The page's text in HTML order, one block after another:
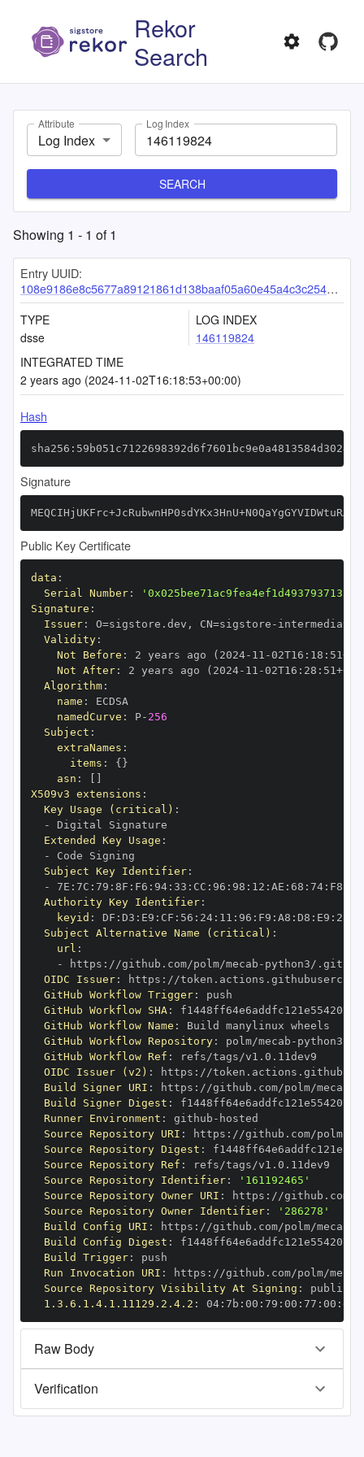
Rekor
Search
Attribute
Log Index
Log Index
SEARCH
Showing 1 - 1 of1
Entry UUID:
108e9186e8c5677a89121861d138baaf05a60e45a4c3c254bd2641d90eb3bd942930b37122b1757d
TYPE
dsse
LOG INDEX
146119824
INTEGRATED TIME
2 years ago (2024-11-02T16:18:53+00:00)
Hash
Signature
Public Key Certificate
data :
Serial Number:
Signature :
Issuer: O=sigstore.dev , CN=sigstore -
Validity:
Not Before : 2 years ago (2024- 11 -02T16 : 18 : 51+00
Not After: 2 years ago (2024- 11 -02T16 : 28 : 51+00
Algorithm:
name :
namedCurve : P- 256
Subject :
extraNames :
items : { }
asn :
X509v3 extensions :
Key Usage (critical) :
-
Extended Key Usage :
-
Subject Key Identifier:
-
7E : 7C : 79 : 8F : F6 : 94: 33 : CC : 96 : 98 : 12 : AE : 68 : 74: F8
Authority Key Identifier:
keyid : DF : D3 : E9 : CF : 56 : 24: 11 : 96 : F9 : A8 : D8 : E9 : 28
Subject Alternative Name (critical) :
url :
-
https : //github.com/polm/mecab -
OIDC Issuer: https :
GitHub Workflow Trigger:
GitHub Workflow SHA:
GitHub Workflow Name :
GitHub Workflow Repository: polm/mecab -
GitHub Workflow Ref :
OIDC Issuer (v2) : https :
Build Signer URI : https : //github.com/polm/mecab
Build Signer Digest :
Runner Environment : github -
Source Repository URI : https : //github.com/polm/
Source Repository Digest :
Source Repository Ref :
Source Repository Identifier:
'161192465'
Source Repository Owner URI : https :
Source Repository Owner Identifier:
'286278'
Build Config URI : https : //github.com/polm/mecab
Build Config Digest :
Build Trigger:
Run Invocation URI : https : //github.com/polm/mecab
Source Repository Visibility At Signing :
1.3.6.1.4.1.11129.2.4.2 : 04: 7b : 00 : 79 : 00 : 77 : 00 : dd
Raw Body
Verification